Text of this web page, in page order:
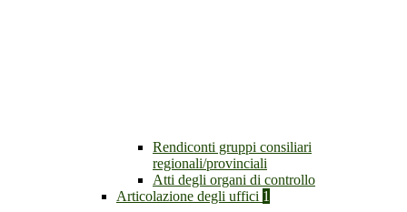
Rendiconti gruppi consiliari
regionali/provinciali
Atti degli organi di controllo
Articolazione degli uffici 1